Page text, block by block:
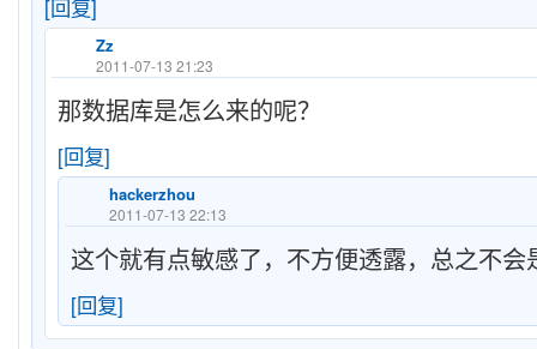
[回复]
Zz
2011-07-13 21:23
那数据库是怎么来的呢？
[回复]
hackerzhou
2011-07-13 22:13
这个就有点敏感了，不方便透露，总之不会
[回复]